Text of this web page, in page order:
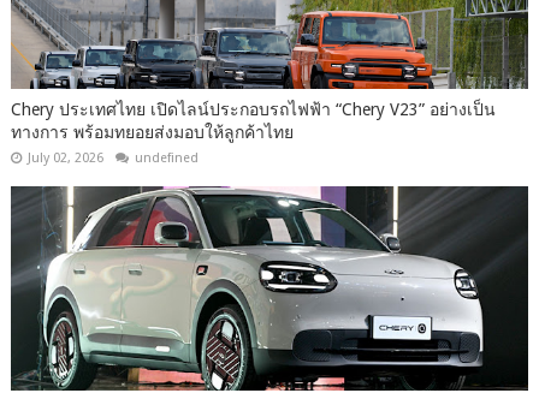
Chery ประเทศไทย เปิดไลน์ประกอบรถไฟฟ้า “Chery V23” อย่างเป็น
ทางการ พร้อมทยอยส่งมอบให้ลูกค้าไทย
July 02, 2026 undefined